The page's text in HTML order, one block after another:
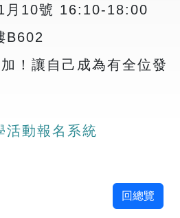
月10號 16:10-18:00
B602
！讓自己成為有全位發
活動報名系統
回總覽